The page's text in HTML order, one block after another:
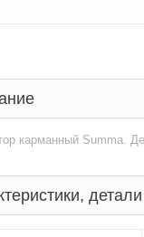
карманный Summa.
детали